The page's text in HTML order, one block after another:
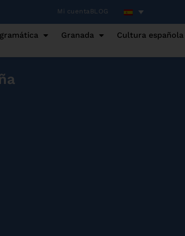
Mi cuenta BLOG
Granada Cultura española